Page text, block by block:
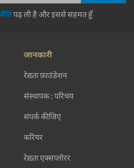
पढ़ ली है और इससे सहमत हूँ
जानकारी
रेख़्ता फ़ाउंडेशन
संस्थापक : परिचय
संपर्क कीजिए
करियर
रेख़्ता एक्सप्लोरर